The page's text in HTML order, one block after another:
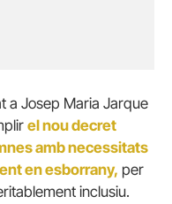
a Josep Maria Jarque
el nou decret
amb necessitats
en esborrany, per
inclusiu.